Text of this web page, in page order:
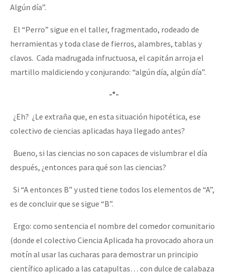
Algún día”.
El “Perro” sigue en el taller, fragmentado, rodeado de
herramientas y toda clase de fierros, alambres, tablas y
clavos. Cada madrugada infructuosa, el capitán arroja el
martillo maldiciendo y conjurando: “algún día, algún día”.
-*-
¿Eh? ¿Le extraña que, en esta situación hipotética, ese
colectivo de ciencias aplicadas haya llegado antes?
Bueno, si las ciencias no son capaces de vislumbrar el día
después, ¿entonces para qué son las ciencias?
Si “A entonces B” y usted tiene todos los elementos de “A”,
es de concluir que se sigue “B”.
Ergo: como sentencia el nombre del comedor comunitario
(donde el colectivo Ciencia Aplicada ha provocado ahora un
motín al usar las cucharas para demostrar un principio
científico aplicado a las catapultas… con dulce de calabaza